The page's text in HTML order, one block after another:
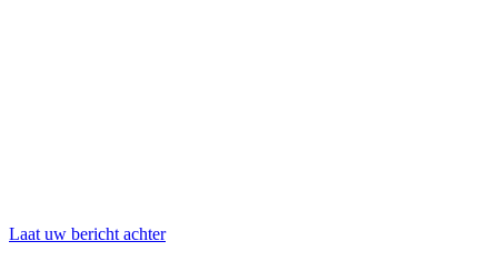
Laat uw bericht achter